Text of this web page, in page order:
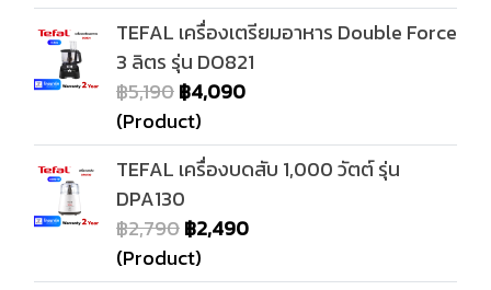
TEFAL เครื่องเตรียมอาหาร Double Force
3 ลิตร รุ่น DO821
฿5,190฿4,090
(Product)
TEFAL เครื่องบดสับ 1,000 วัตต์ รุ่น
DPA130
฿2,790฿2,490
(Product)